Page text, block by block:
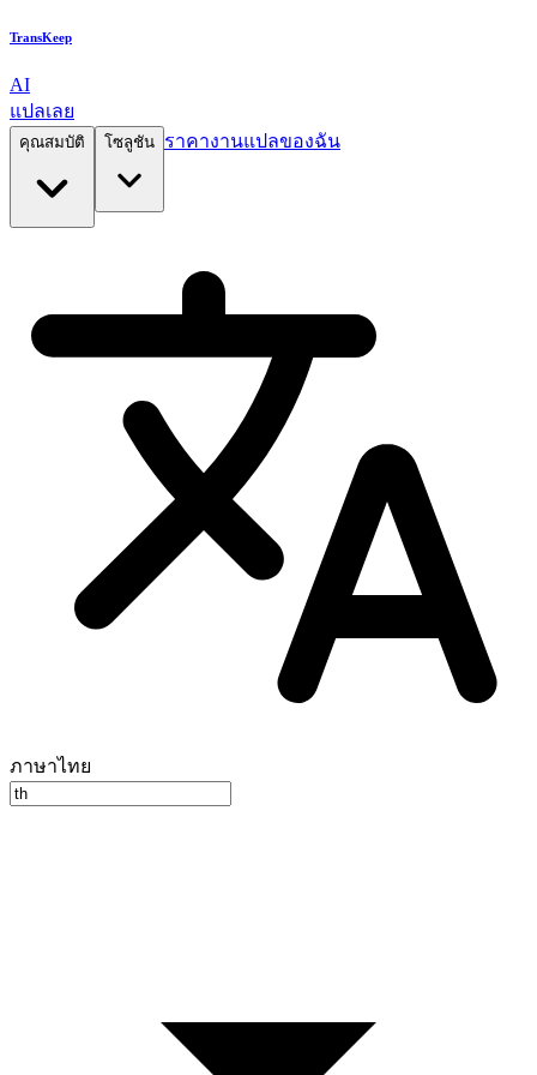
TransKeep
AI
แปลเลย
คุณสมบัติ โซลูชัน ราคางานแปลของฉัน
ภาษาไทย